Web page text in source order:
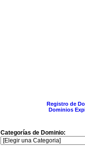
Registro de
Dominios
Categorías de Dominio: